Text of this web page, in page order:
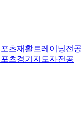
츠재활트레이닝전공
츠경기지도자전공